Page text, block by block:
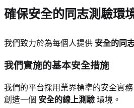
確保安全的同志測驗環
我們致力於為每個人提供 安全的同
我們實施的基本安全措施
我們的平台採用業界標準的安全實
創造一個 安全的線上測驗 環境。